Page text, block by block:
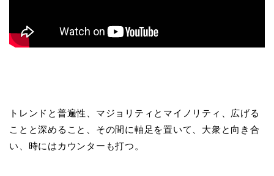
トレンドと普遍性、マジョリティとマイノリティ、広げる
ことと深めること、その間に軸足を置いて、大衆と向き合
い、時にはカウンターも打つ。